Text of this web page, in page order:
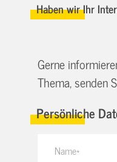
Haben wir Ihr
Gerne
Thema, senden
Persönliche